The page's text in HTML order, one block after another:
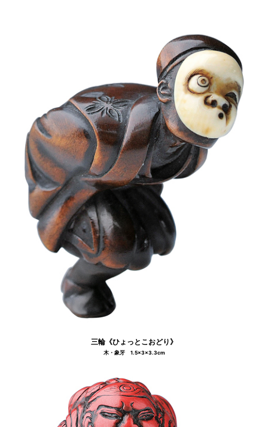
三輪《ひょっとこおどり》
木・象牙 1.5×3×3.3cm